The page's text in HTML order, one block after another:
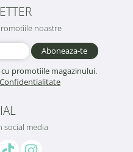
noastre
promotiile magazinului.
social media